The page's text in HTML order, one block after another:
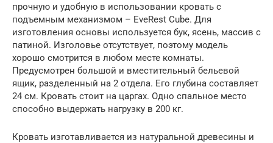
прочную и удобную в использовании кровать с
подъемным механизмом – EveRest Cube. Для
изготовления основы используется бук, ясень, массив с
патиной. Изголовье отсутствует, поэтому модель
хорошо смотрится в любом месте комнаты.
Предусмотрен большой и вместительный бельевой
ящик, разделенный на 2 отдела. Его глубина составляет
24 см. Кровать стоит на царгах. Одно спальное место
способно выдержать нагрузку в 200 кг.
Кровать изготавливается из натуральной древесины и